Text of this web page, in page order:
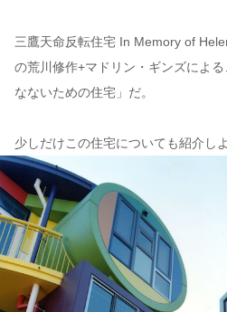
三鷹天命反転住宅 In Memory of
の荒川修作+マドリン・ギンズによ
なないための住宅」だ。
少しだけこの住宅についても紹介しよ